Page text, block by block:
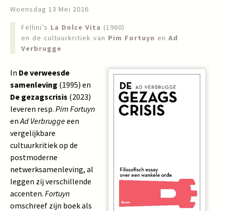
Woensdag 13 Mei 2026
Fellini’s La Dolce Vita (1960)
en de cultuurkritiek van Pim Fortuyn en Ad
Verbrugge
In De verweesde
samenleving (1995) en
De gezagscrisis (2023)
leveren resp. Pim Fortuyn
enAd Verbruggeeen
vergelijkbare
cultuurkritiek op de
postmoderne
netwerksamenleving, al
leggen zij verschillende
accenten. Fortuyn
omschreef zijn boek als